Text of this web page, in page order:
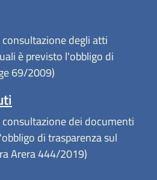
degli atti
è previsto l'obbligo di
69/2009)
dei documenti
di trasparenza sul
Arera 444/2019)